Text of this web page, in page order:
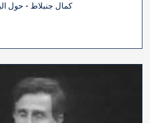
كمال جنبلاط - حول